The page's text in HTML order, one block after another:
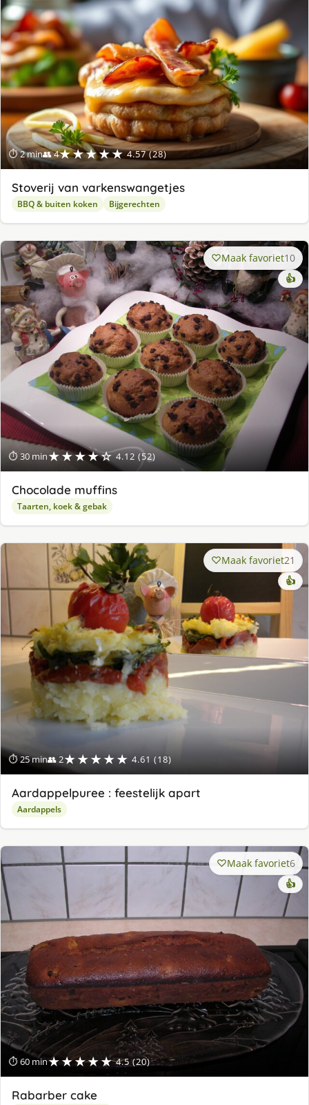
⏱ 2 min👥 4★★★★★ 4.57 (28)
Stoverij van varkenswangetjes
BBQ & buiten koken Bijgerechten
⏱ 30 min★★★★☆ 4.12 (52)
Maak favoriet10
👍
Chocolade muffins
Taarten, koek & gebak
⏱ 25 min👥 2★★★★★ 4.61 (18)
Maak favoriet21
👍
Aardappelpuree : feestelijk apart
Aardappels
⏱ 60 min★★★★★ 4.5 (20)
Maak favoriet6
👍
Rabarber cake